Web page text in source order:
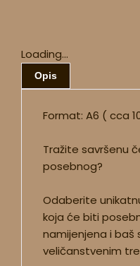
Loading...
Opis
Format: A6 ( cca
Tražite savršenu
posebnog?
Odaberite
koja će biti
namijenjena i baš
veličanstvenim